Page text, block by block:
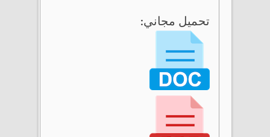
تحميل مجاني: